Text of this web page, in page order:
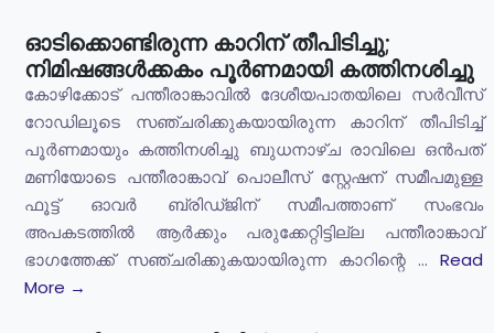
ഓടിക്കൊണ്ടിരുന്ന കാറിന് തീപിടിച്ചു;
നിമിഷങ്ങൾക്കകം പൂർണമായി കത്തിനശിച്ചു
കോഴിക്കോട് പന്തീരാങ്കാവിൽ ദേശീയപാതയിലെ സർവീസ്
റോഡിലൂടെ സഞ്ചരിക്കുകയായിരുന്ന കാറിന് തീപിടിച്ച്
പൂർണമായും കത്തിനശിച്ചു ബുധനാഴ്ച രാവിലെ ഒൻപത്
മണിയോടെ പന്തീരാങ്കാവ് പൊലീസ് സ്റ്റേഷന് സമീപമുള്ള
ഫൂട്ട് ഓവർ ബ്രിഡ്ജിന് സമീപത്താണ് സംഭവം
അപകടത്തിൽ ആർക്കും പരുക്കേറ്റിട്ടില്ല പന്തീരാങ്കാവ്
ഭാഗത്തേക്ക് സഞ്ചരിക്കുകയായിരുന്ന കാറിന്റെ ... Read
More →